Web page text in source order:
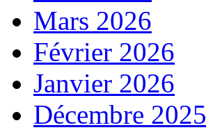
Mars 2026
Février 2026
Janvier 2026
Décembre 2025